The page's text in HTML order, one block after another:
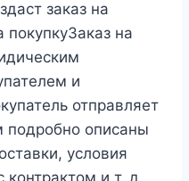
заказ на
покупкуЗаказ на
и
отправляет
подробно описаны
условия
контрактом и т. д.